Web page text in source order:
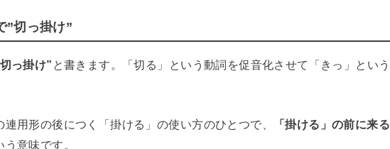
”切っ掛け”
っ掛け” と書きます。「切る」という動詞を促音化させて「きっ」という
用形の後につく「掛ける」の使い方のひとつで、
「掛ける」の前に来る
う意味です。